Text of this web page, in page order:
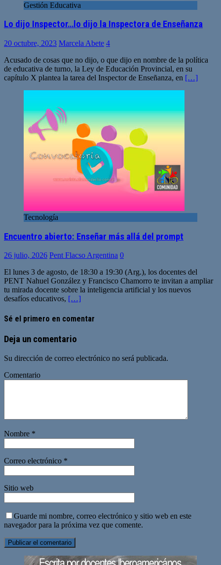
Gestión Educativa
Lo dijo Inspector…lo dijo la Inspectora de Enseñanza
20 octubre, 2023 Marcela Abete 4
Acusado de cosas que no dijo, o que dijo en nombre de la política
de educativa de turno, la Ley de Educación Provincial, en su
capítulo X plantea la tarea del Inspector de Enseñanza, en […]
Tecnología
Encuentro abierto: Enseñar más allá del prompt
26 julio, 2026 Pent Flacso Argentina 0
El lunes 3 de agosto, de 18:30 a 19:30 (Arg.), los docentes del
PENT Nahuel González y Francisco Chamorro te invitan a ampliar
tu mirada docente sobre la inteligencia artificial y los nuevos
desafíos educativos, […]
Sé el primero en comentar
Deja un comentario
Su dirección de correo electrónico no será publicada.
Comentario
Nombre *
Correo electrónico *
Sitio web
Guarde mi nombre, correo electrónico y sitio web en este
navegador para la próxima vez que comente.